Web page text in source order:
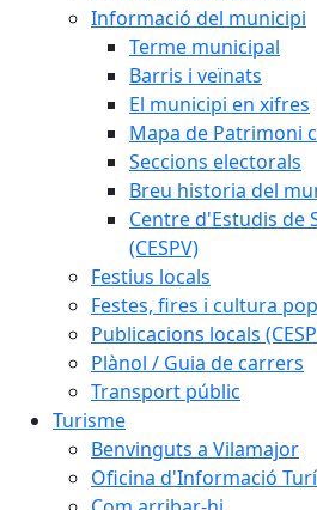
Informació del municipi
Terme municipal
Barris i veïnats
El municipi en xifres
Mapa de Patrimoni
Seccions electorals
Breu historia del
Centre d'Estudis de
(CESPV)
Festius locals
Festes, fires i cultura
Publicacions locals
Plànol / Guia de carrers
Transport públic
Turisme
Benvinguts a Vilamajor
Oficina d'Informació